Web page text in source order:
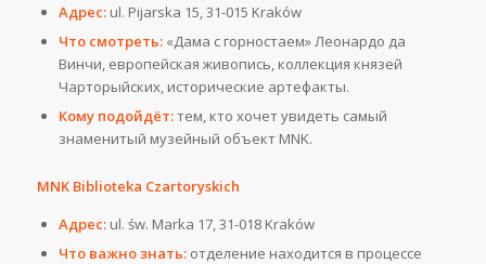
Адрес:ul. Pijarska 15, 31-015 Kraków
Что смотреть:«Дама с горностаем» Леонардо да
Винчи, европейская живопись, коллекция князей
Чарторыйских, исторические артефакты.
Кому подойдёт:тем, кто хочет увидеть самый
знаменитый музейный объект MNK.
MNK Biblioteka Czartoryskich
Адрес:ul. św. Marka 17, 31-018 Kraków
Что важно знать:отделение находится в процессе